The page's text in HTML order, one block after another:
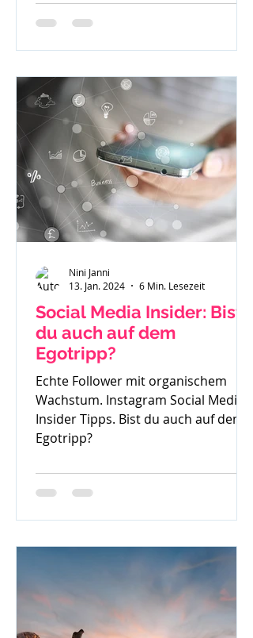
8 bis 15 Jahren heute
allgegenwärtig....
Social Media Insider: Bist
du auch auf dem
Egotripp?
Echte Follower mit organischem
Wachstum. Instagram Social Media
Insider Tipps. Bist du auch auf dem
Egotripp?
Nini Janni
13. Jan. 2024
6 Min. Lesezeit